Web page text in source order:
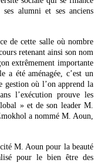
alumni et ses anciens
de cette salle où nombre
retenant ainsi son nom
extrêmement importante
a été aménagée, c’est un
gestion où l’on apprend la
l’exécution prouve les
» et de son leader M.
a nommé M. Aoun,
M. Aoun pour la beauté
pour le bien être des